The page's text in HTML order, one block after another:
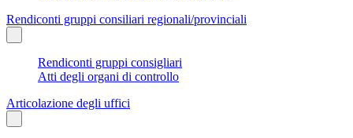
Rendiconti gruppi consiliari regionali/provinciali
Rendiconti gruppi consigliari
Atti degli organi di controllo
Articolazione degli uffici